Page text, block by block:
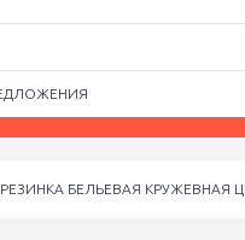
РЕЗИНКА БЕЛЬЕВАЯ КРУЖЕВНАЯ